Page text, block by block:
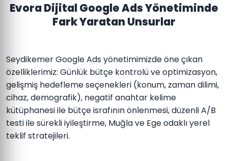
Evora Dijital Google Ads Yönetiminde
Fark Yaratan Unsurlar
Seydikemer Google Ads yönetimimizde öne çıkan
özelliklerimiz: Günlük bütçe kontrolü ve optimizasyon,
gelişmiş hedefleme seçenekleri (konum, zaman dilimi,
cihaz, demografik), negatif anahtar kelime
kütüphanesi ile bütçe israfının önlenmesi, düzenli A/B
testi ile sürekli iyileştirme, Muğla ve Ege odaklı yerel
teklif stratejileri.